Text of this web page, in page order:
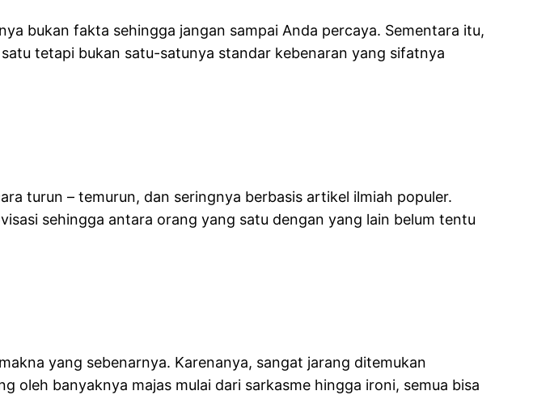
bukan fakta sehingga jangan sampai Anda percaya. Sementara itu,
tetapi bukan satu-satunya standar kebenaran yang sifatnya
turun – temurun, dan seringnya berbasis artikel ilmiah populer.
sehingga antara orang yang satu dengan yang lain belum tentu
yang sebenarnya. Karenanya, sangat jarang ditemukan
oleh banyaknya majas mulai dari sarkasme hingga ironi, semua bisa